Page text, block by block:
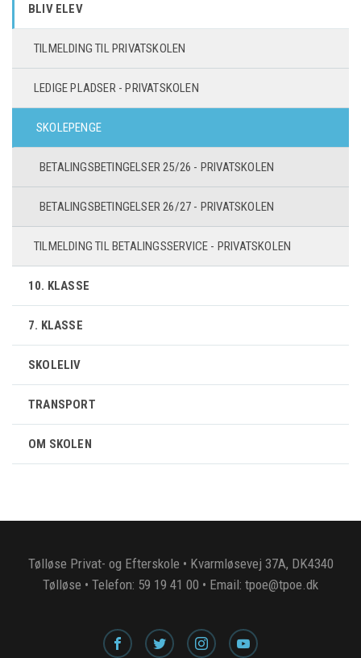
BLIV ELEV
TILMELDING TIL PRIVATSKOLEN
LEDIGE PLADSER - PRIVATSKOLEN
SKOLEPENGE
BETALINGSBETINGELSER 25/26 - PRIVATSKOLEN
BETALINGSBETINGELSER 26/27 - PRIVATSKOLEN
TILMELDING TIL BETALINGSSERVICE - PRIVATSKOLEN
10. KLASSE
7. KLASSE
SKOLELIV
TRANSPORT
OM SKOLEN
Tølløse Privat- og Efterskole • Kvarmløsevej 37A, DK4340
Tølløse • Telefon: 59 19 41 00 • Email: tpoe@tpoe.dk